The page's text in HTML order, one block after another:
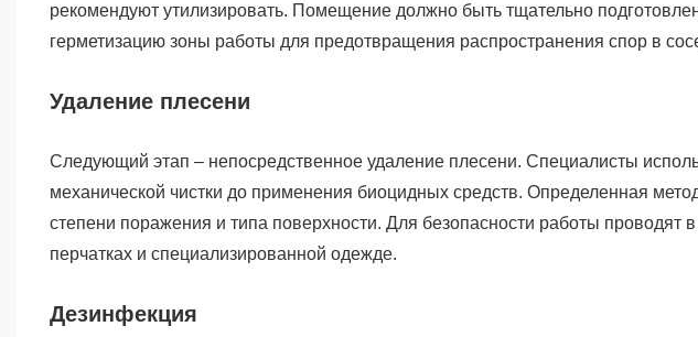
рекомендуют утилизировать. Помещение должно быть тщательно
герметизацию зоны работы для предотвращения распространения спор в
Удаление плесени
Следующий этап – непосредственное удаление плесени. Специалисты
механической чистки до применения биоцидных средств. Определенная
степени поражения и типа поверхности. Для безопасности работы проводят
перчатках и специализированной одежде.
Дезинфекция